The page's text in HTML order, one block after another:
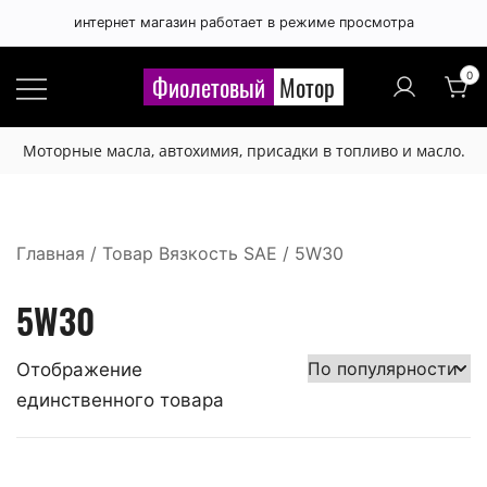
интернет магазин работает в режиме просмотра
Фиолетовый Мотор 0
Моторные масла, автохимия, присадки в топливо и масло.
Главная / Товар Вязкость SAE / 5W30
5W30
Отображение
единственного товара